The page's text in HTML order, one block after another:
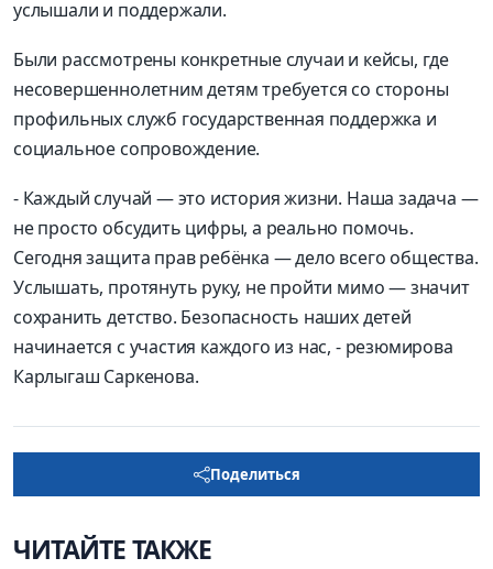
услышали и поддержали.
Были рассмотрены конкретные случаи и кейсы, где
несовершеннолетним детям требуется со стороны
профильных служб государственная поддержка и
социальное сопровождение.
- Каждый случай — это история жизни. Наша задача —
не просто обсудить цифры, а реально помочь.
Сегодня защита прав ребёнка — дело всего общества.
Услышать, протянуть руку, не пройти мимо — значит
сохранить детство. Безопасность наших детей
начинается с участия каждого из нас, - резюмирова
Карлыгаш Саркенова.
Поделиться
ЧИТАЙТЕ ТАКЖЕ